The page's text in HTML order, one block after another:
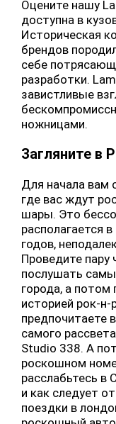
Оцените нашу
доступна в
Историческая
брендов
себе
разработки.
завистливые
ножницами.
Загляните в
Для начала вам
где вас ждут
шары. Это
располагается
годов,
Проведите пару
послушать
города, а потом
историей рок-н-
предпочитаете
самого
Studio 338. А
роскошном
расслабьтесь в
и как следует
поездки в